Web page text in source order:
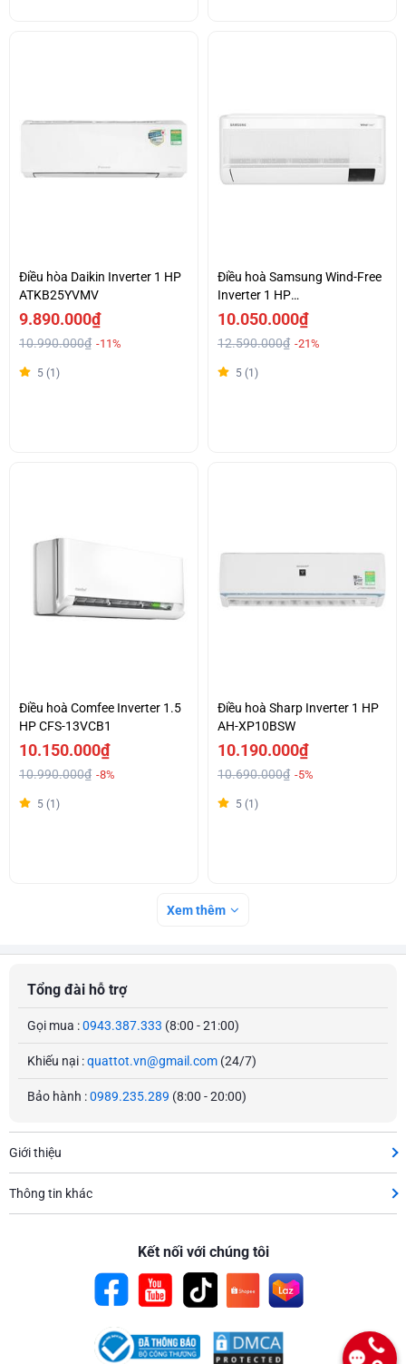
Điều hòa Daikin Inverter 1 HP
ATKB25YVMV
9.890.000₫
10.990.000₫ -11%
5 (1)
Điều hoà Samsung Wind-Free
Inverter 1 HP
AR10CYFAAWKNSV
10.050.000₫
12.590.000₫ -21%
5 (1)
Điều hoà Comfee Inverter 1.5
HP CFS-13VCB1
10.150.000₫
10.990.000₫ -8%
5 (1)
Điều hoà Sharp Inverter 1 HP
AH-XP10BSW
10.190.000₫
10.690.000₫ -5%
5 (1)
Xem thêm
Tổng đài hỗ trợ
Gọi mua :0943.387.333 (8:00 - 21:00)
Khiếu nại :quattot.vn@gmail.com (24/7)
Bảo hành :0989.235.289 (8:00 - 20:00)
Giới thiệu
Thông tin khác
Kết nối với chúng tôi